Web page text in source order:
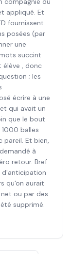
appliqué. Et
fournissent
posées (par
une
succint
, donc
; les
écrire à une
qui avait un
que le bout
1000 balles
Et bien,
à
retour. Bref
d'anticipation
qu'on aurait
ou par des
supprimé.